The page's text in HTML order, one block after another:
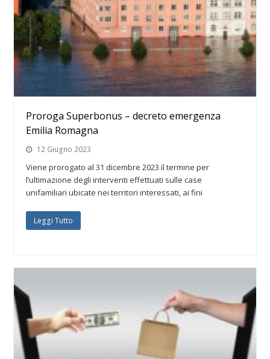
Proroga Superbonus – decreto emergenza
Emilia Romagna
12 Giugno 2023
Viene prorogato al 31 dicembre 2023 il termine per
l’ultimazione degli interventi effettuati sulle case
unifamiliari ubicate nei territori interessati, ai fini
Leggi Tutto